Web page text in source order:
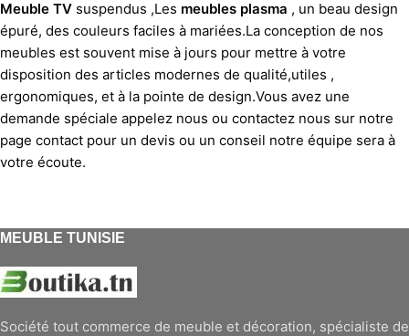
Meuble TV suspendus ,Les meubles plasma , un beau design
épuré, des couleurs faciles à mariées.La conception de nos
meubles est souvent mise à jours pour mettre à votre
disposition des articles modernes de qualité,utiles ,
ergonomiques, et à la pointe de design.Vous avez une
demande spéciale appelez nous ou contactez nous sur notre
page contact pour un devis ou un conseil notre équipe sera à
votre écoute.
MEUBLE TUNISIE
Société tout commerce de meuble et décoration, spécialiste de